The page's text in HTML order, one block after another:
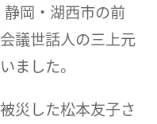
岡・湖西市の前
議世話人の三上元
ました。
災した松本友子さ